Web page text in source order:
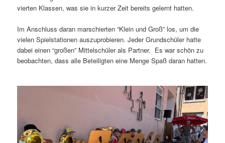
vierten Klassen, was sie in kurzer Zeit bereits gelernt hatten.
Im Anschluss daran marschierten “Klein und Groß” los, um die
vielen Spielstationen auszuprobieren. Jeder Grundschüler hatte
dabei einen “großen” Mittelschüler als Partner. Es war schön zu
beobachten, dass alle Beteiligten eine Menge Spaß daran hatten.